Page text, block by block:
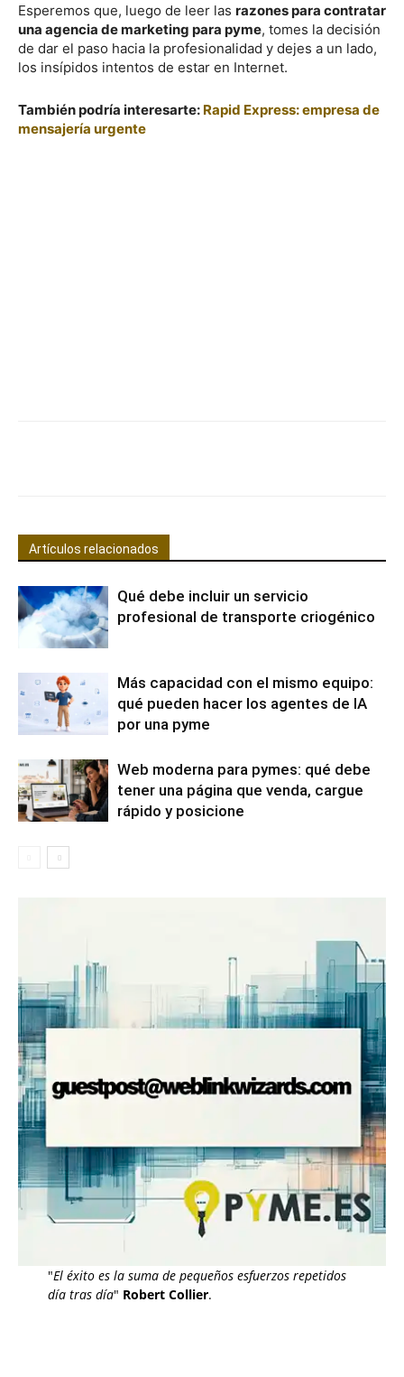
Esperemos que, luego de leer las razones para contratar
una agencia de marketing para pyme, tomes la decisión
de dar el paso hacia la profesionalidad y dejes a un lado,
los insípidos intentos de estar en Internet.
También podría interesarte: Rapid Express: empresa de
mensajería urgente
Artículos relacionados
Qué debe incluir un servicio
profesional de transporte criogénico
Más capacidad con el mismo equipo:
qué pueden hacer los agentes de IA
por una pyme
Web moderna para pymes: qué debe
tener una página que venda, cargue
rápido y posicione
"El éxito es la suma de pequeños esfuerzos repetidos
día tras día" Robert Collier.